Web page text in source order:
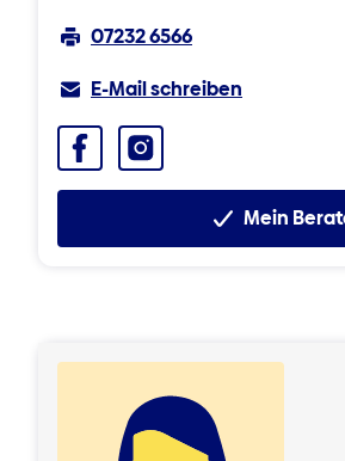
07232 6566
E-Mail schreiben
FacebookInstagram
Mein